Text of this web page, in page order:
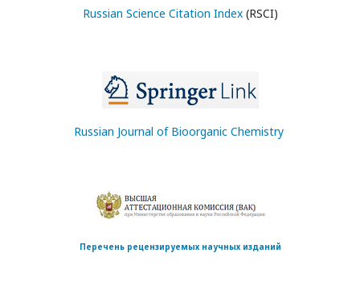
Russian Science Citation Index(RSCI)
Russian Journal of Bioorganic Chemistry
Перечень рецензируемых научных изданий